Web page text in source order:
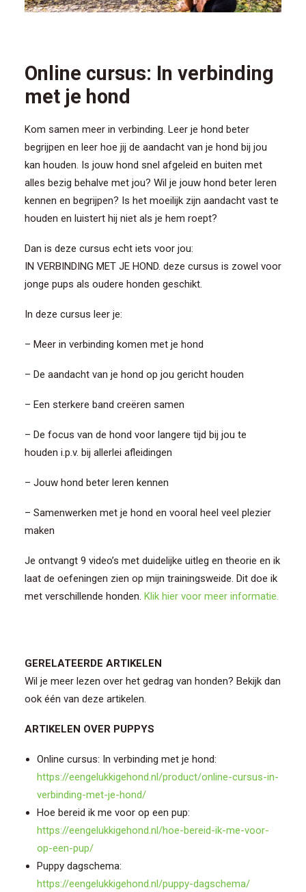
Online cursus: In verbinding
met je hond
Kom samen meer in verbinding. Leer je hond beter
begrijpen en leer hoe jij de aandacht van je hond bij jou
kan houden. Is jouw hond snel afgeleid en buiten met
alles bezig behalve met jou? Wil je jouw hond beter leren
kennen en begrijpen? Is het moeilijk zijn aandacht vast te
houden en luistert hij niet als je hem roept?
Dan is deze cursus echt iets voor jou:
IN VERBINDING MET JE HOND. deze cursus is zowel voor
jonge pups als oudere honden geschikt.
In deze cursus leer je:
– Meer in verbinding komen met je hond
– De aandacht van je hond op jou gericht houden
– Een sterkere band creëren samen
– De focus van de hond voor langere tijd bij jou te
houden i.p.v. bij allerlei afleidingen
– Jouw hond beter leren kennen
– Samenwerken met je hond en vooral heel veel plezier
maken
Je ontvangt 9 video’s met duidelijke uitleg en theorie en ik
laat de oefeningen zien op mijn trainingsweide. Dit doe ik
met verschillende honden. Klik hier voor meer informatie.
GERELATEERDE ARTIKELEN
Wil je meer lezen over het gedrag van honden? Bekijk dan
ook één van deze artikelen.
ARTIKELEN OVER PUPPYS
Online cursus: In verbinding met je hond:
https://eengelukkigehond.nl/product/online-cursus-in-
verbinding-met-je-hond/
Hoe bereid ik me voor op een pup:
https://eengelukkigehond.nl/hoe-bereid-ik-me-voor-
op-een-pup/
Puppy dagschema:
https://eengelukkigehond.nl/puppy-dagschema/